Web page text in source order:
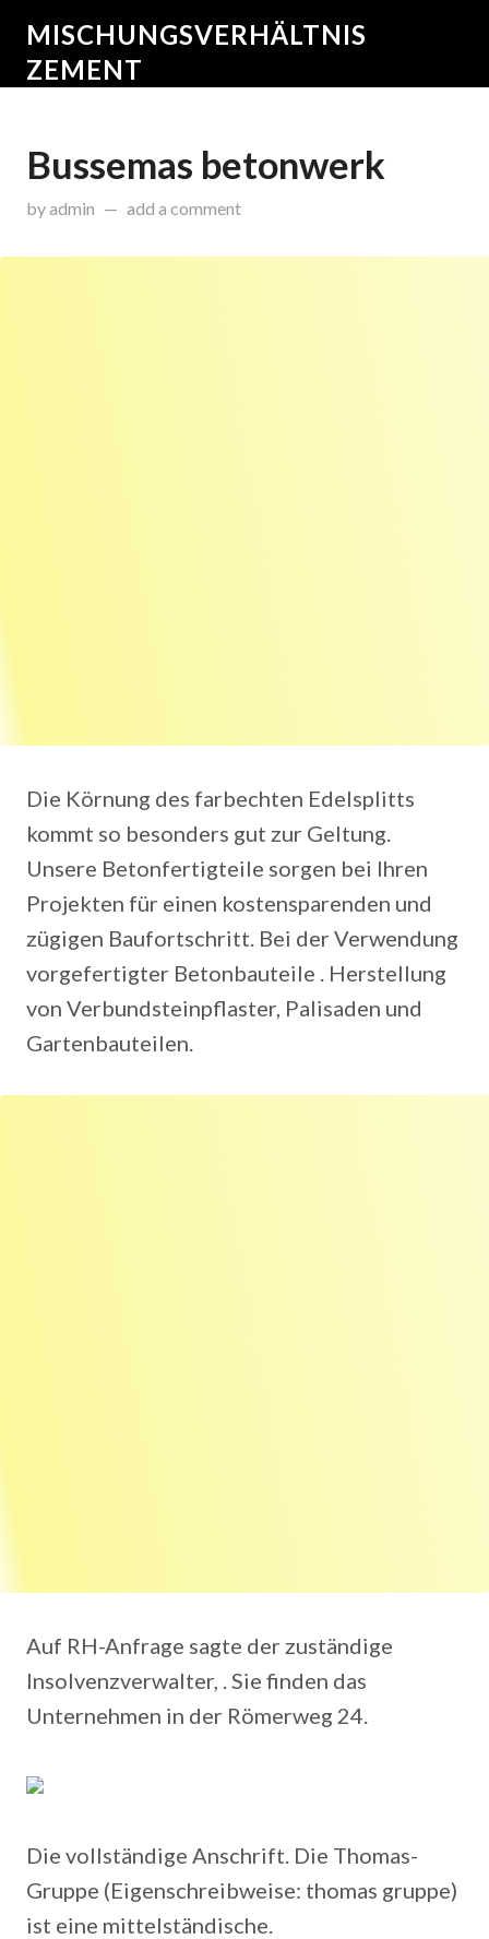
MISCHUNGSVERHÄLTNIS
ZEMENT
Bussemas betonwerk
byadmin onDezember 8, 2014
add a comment
Die Körnung des farbechten Edelsplitts
kommt so besonders gut zur Geltung.
Unsere Betonfertigteile sorgen bei Ihren
Projekten für einen kostensparenden und
zügigen Baufortschritt. Bei der Verwendung
vorgefertigter Betonbauteile . Herstellung
von Verbundsteinpflaster, Palisaden und
Gartenbauteilen.
Auf RH-Anfrage sagte der zuständige
Insolvenzverwalter, . Sie finden das
Unternehmen in der Römerweg 24.
Die vollständige Anschrift. Die Thomas-
Gruppe (Eigenschreibweise: thomas gruppe)
ist eine mittelständische.